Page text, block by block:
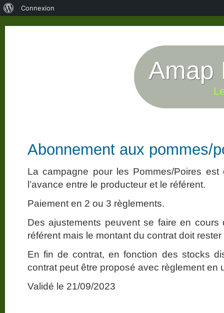
Amap
Abonnement aux pommes/
La campagne pour les Pommes/Poires
l’avance entre le producteur et le référent.
Paiement en 2 ou 3 règlements.
Des ajustements peuvent se faire en
référent mais le montant du contrat doit
En fin de contrat, en fonction des stocks
contrat peut être proposé avec règlement en
Validé le 21/09/2023
Connexion